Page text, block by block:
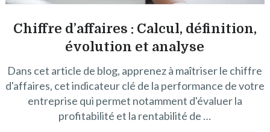
Chiffre d’affaires : Calcul, définition,
évolution et analyse
Dans cet article de blog, apprenez à maîtriser le chiffre
d'affaires, cet indicateur clé de la performance de votre
entreprise qui permet notamment d'évaluer la
profitabilité et la rentabilité de …